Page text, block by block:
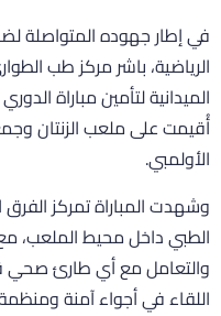
إطار جهوده المتواصلة
باشر مركز طب
لتأمين مباراة الدوري
على ملعب الزنتان
المباراة تمركز الفرق
داخل محيط الملعب، مع
مع أي طارئ صحي قد
في أجواء آمنة ومنظمة.